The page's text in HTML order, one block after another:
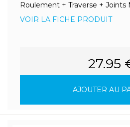
Roulement + Traverse + Joints
VOIR LA FICHE PRODUIT
27.95
AJOUTER AU